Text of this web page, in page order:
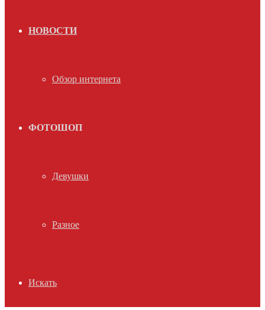
НОВОСТИ
Обзор интернета
ФОТОШОП
Девушки
Разное
Искать